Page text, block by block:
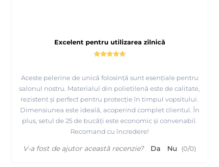
Excelent pentru utilizarea zilnică
Aceste pelerine de unică folosință sunt esențiale pentru
salonul nostru. Materialul din polietilenă este de calitate,
rezistent și perfect pentru protecție în timpul vopsitului.
Dimensiunea este ideală, acoperind complet clientul. În
plus, setul de 25 de bucăți este economic și convenabil.
Recomand cu încredere!
V-a fost de ajutor această recenzie? Da Nu (0/0)